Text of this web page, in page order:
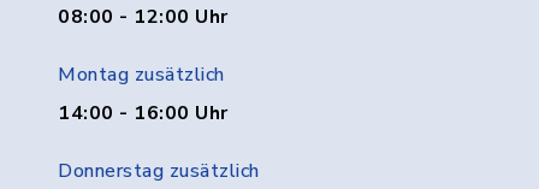
08:00 - 12:00 Uhr
Montag zusätzlich
14:00 - 16:00 Uhr
Donnerstag zusätzlich